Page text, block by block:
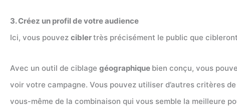
3. Créez un profil de votre audience
Ici, vous pouvez ciblertrès précisément le public que
Avec un outil de ciblage géographique bien conçu, vous
voir votre campagne. Vous pouvez utiliser d’autres critères de
vous-même de la combinaison qui vous semble la meilleure